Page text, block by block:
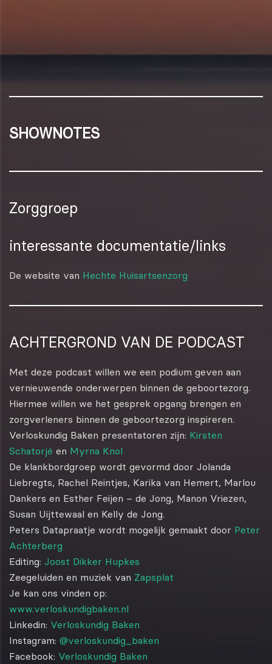
SHOWNOTES
Zorggroep
interessante documentatie/links
De website van Hechte Huisartsenzorg
ACHTERGROND VAN DE PODCAST
Met deze podcast willen we een podium geven aan
vernieuwende onderwerpen binnen de geboortezorg.
Hiermee willen we het gesprek opgang brengen en
zorgverleners binnen de geboortezorg inspireren.
Verloskundig Baken presentatoren zijn: Kirsten
Schatorjé en Myrna Knol
De klankbordgroep wordt gevormd door Jolanda
Liebregts, Rachel Reintjes, Karika van Hemert, Marlou
Dankers en Esther Feijen – de Jong, Manon Vriezen,
Susan Uijttewaal en Kelly de Jong.
Peters Datapraatje wordt mogelijk gemaakt door Peter
Achterberg
Editing: Joost Dikker Hupkes
Zeegeluiden en muziek van Zapsplat
Je kan ons vinden op:
www.verloskundigbaken.nl
Linkedin: Verloskundig Baken
Instagram: @verloskundig_baken
Facebook: Verloskundig Baken